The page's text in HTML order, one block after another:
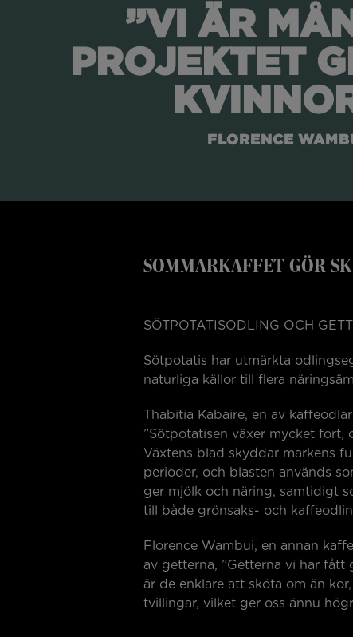
”VI ÄR
PROJEKTET
FLORENCE
SOMMARKAFFET GÖR
SÖTPOTATISODLING OCH
Sötpotatis har utmärkta
naturliga källor till flera
Thabitia Kabaire, en av
”Sötpotatisen växer mycket fort,
Växtens blad skyddar markens
perioder, och blasten används
ger mjölk och näring, samtidigt
till både grönsaks- och
Florence Wambui, en annan
av getterna, ”Getterna vi har fått
är de enklare att sköta om än
tvillingar, vilket ger oss ännu